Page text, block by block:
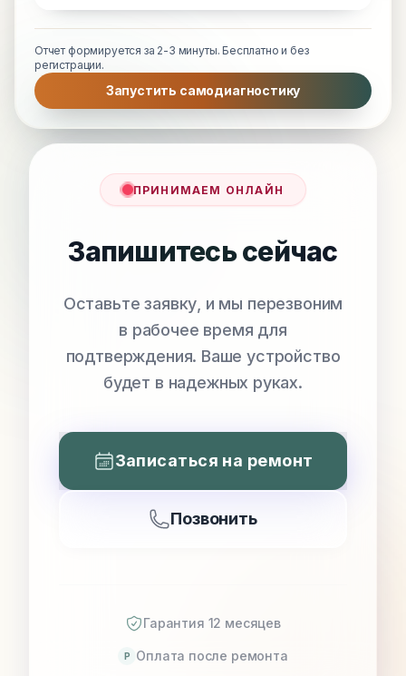
Отчет формируется за 2-3 минуты. Бесплатно и без
регистрации.
Запустить самодиагностику
ПРИНИМАЕМ ОНЛАЙН
Запишитесь сейчас
Оставьте заявку, и мы перезвоним
в рабочее время для
подтверждения. Ваше устройство
будет в надежных руках.
Записаться на ремонт
Позвонить
Гарантия 12 месяцев
P Оплата после ремонта